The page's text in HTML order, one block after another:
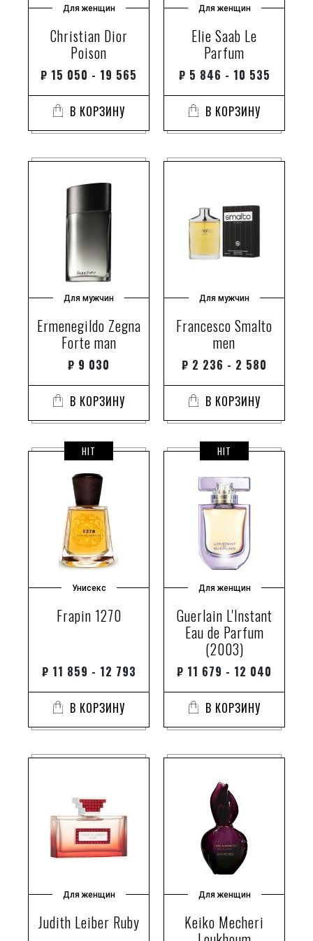
аквозон
акигалавуд
аккорд австралийского имбиря
аккорд тёплого песка
алкоголь
алоэ вера
альдегиды и гвоздика (цветок)
альдегиды и калабрийский бергамот
альдегиды подробнее: https://randewoo.ru/product/aromadiffuzor-indian-oud
алюминий
амазонская лилия
амариллис
амбервуд
амбервуд и мох
амбервуд.
амбергис
амбра
амбра.
амбраром
амбретон
амбретта
амброксан
амброксан супер
амброфикс
амирис
анималистические ноты
анис
анис звездчатый
апельсин
апельсин и лаванда
апельсин;
Для женщин
Christian Dior
Poison
₽ 15 050 - 19 565
В КОРЗИНУ
Для женщин
Elie Saab Le
Parfum
₽ 5 846 - 10 535
В КОРЗИНУ
Для мужчин
Ermenegildo Zegna
Forte man
₽ 9 030
В КОРЗИНУ
Для мужчин
Francesco Smalto
men
₽ 2 236 - 2 580
В КОРЗИНУ
HIT
Унисекс
Frapin 1270
₽ 11 859 - 12 793
В КОРЗИНУ
HIT
Для женщин
Guerlain L'Instant
Eau de Parfum
(2003)
₽ 11 679 - 12 040
В КОРЗИНУ
Для женщин
Judith Leiber Ruby
Для женщин
Keiko Mecheri